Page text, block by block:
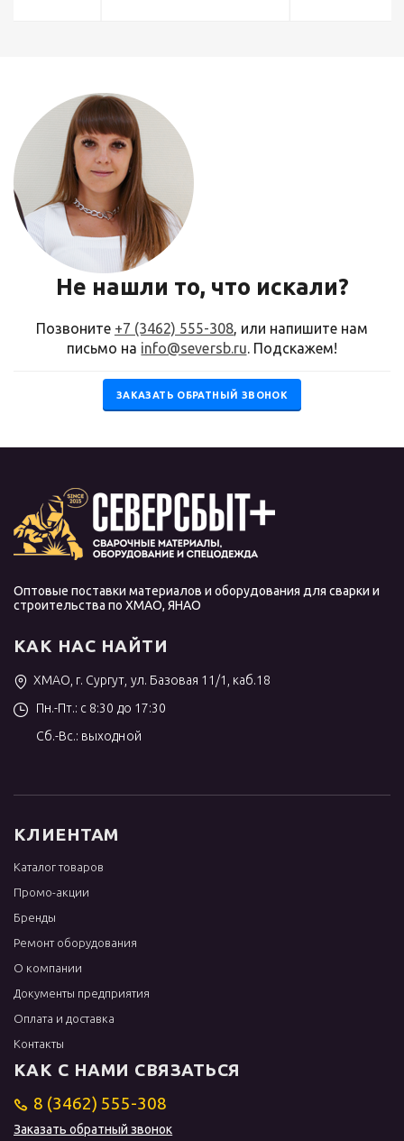
Не нашли то, что искали?
Позвоните +7 (3462) 555-308, или напишите нам
письмо на info@seversb.ru. Подскажем!
ЗАКАЗАТЬ ОБРАТНЫЙ ЗВОНОК
Оптовые поставки материалов и оборудования для сварки и
строительства по ХМАО, ЯНАО
КАК НАС НАЙТИ
ХМАО, г. Сургут, ул. Базовая 11/1, каб.18
Пн.-Пт.: с 8:30 до 17:30
Сб.-Вс.: выходной
КЛИЕНТАМ
Каталог товаров
Промо-акции
Бренды
Ремонт оборудования
О компании
Документы предприятия
Оплата и доставка
Контакты
КАК С НАМИ СВЯЗАТЬСЯ
8 (3462) 555-308
Заказать обратный звонок